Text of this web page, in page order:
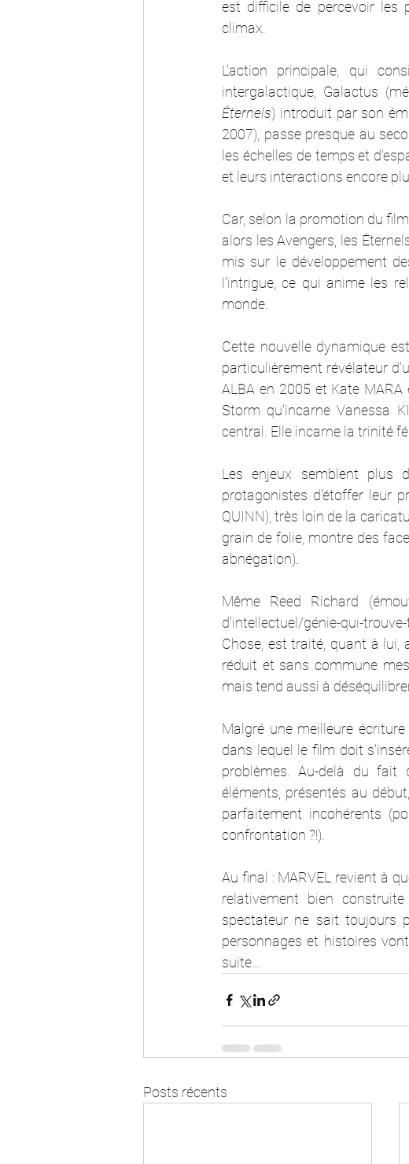
est difficile de percevoir les
climax.
L'action principale, qui
intergalactique, Galactus
Éternels) introduit par son
2007), passe presque au
les échelles de temps et
et leurs interactions encore
Car, selon la promotion du
alors les Avengers, les
mis sur le développement
l'intrigue, ce qui anime les
monde.
Cette nouvelle dynamique
particulièrement révélateur
ALBA en 2005 et Kate
Storm qu'incarne Vanessa
central. Elle incarne la trinité
Les enjeux semblent plus
protagonistes d'étoffer leur
QUINN), très loin de la
grain de folie, montre des
abnégation).
Même Reed Richard
d'intellectuel/génie-qui-
Chose, est traité, quant à lui,
réduit et sans commune
mais tend aussi à
Malgré une meilleure
dans lequel le film doit
problèmes. Au-delà du fait
éléments, présentés au
parfaitement incohérents
confrontation ?!).
Au final : MARVEL revient à
relativement bien
spectateur ne sait toujours
personnages et histoires
suite…
Posts récents